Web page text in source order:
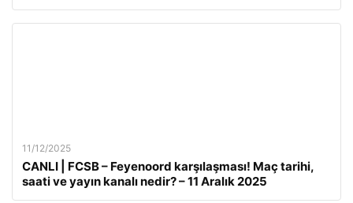
11/12/2025
CANLI | FCSB – Feyenoord karşılaşması! Maç tarihi,
saati ve yayın kanalı nedir? – 11 Aralık 2025